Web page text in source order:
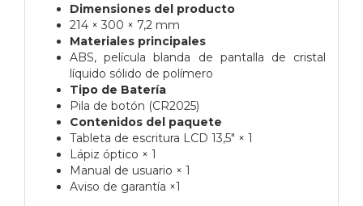
Dimensiones del producto
214 × 300 × 7,2 mm
Materiales principales
ABS, película blanda de pantalla de cristal
líquido sólido de polímero
Tipo de Batería
Pila de botón (CR2025)
Contenidos del paquete
Tableta de escritura LCD 13,5" × 1
Lápiz óptico × 1
Manual de usuario × 1
Aviso de garantía ×1